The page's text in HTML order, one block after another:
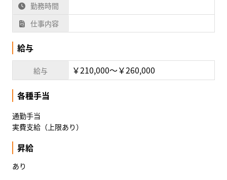
勤務時間
仕事内容
給与
給与 ￥210,000〜￥260,000
各種手当
通勤手当
実費支給（上限あり）
昇給
あり